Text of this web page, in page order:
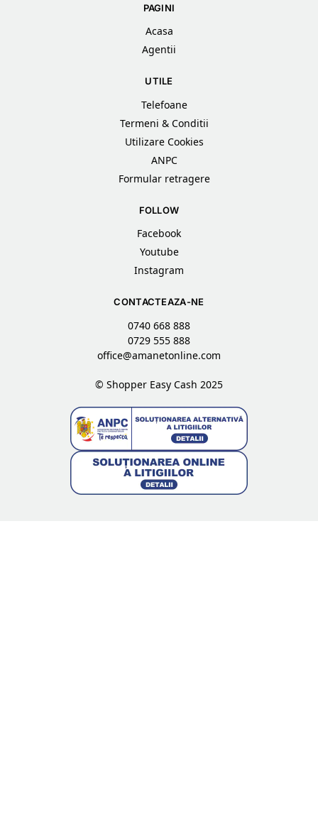
PAGINI
Acasa
Agentii
UTILE
Telefoane
Termeni & Conditii
Utilizare Cookies
ANPC
Formular retragere
FOLLOW
Facebook
Youtube
Instagram
CONTACTEAZA-NE
0740 668 888
0729 555 888
office@amanetonline.com
© Shopper Easy Cash 2025